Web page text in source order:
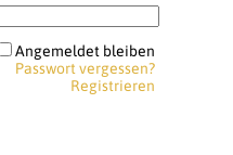
Angemeldet bleiben
Passwort vergessen?
Registrieren